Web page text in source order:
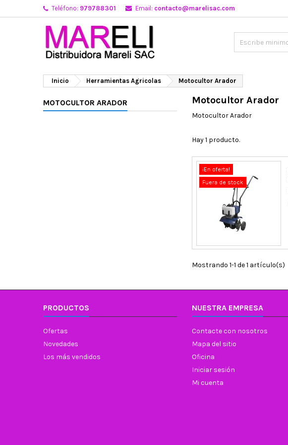
Teléfono: 979788301 Email: contacto@marelisac.com
Inicio Herramientas Agricolas Motocultor Arador
MOTOCULTOR ARADOR Motocultor Arador
Motocultor Arador
Hay 1 producto.
¡En oferta!
Fuera de stock
Mostrando 1-1 de 1 artículo(s)
PRODUCTOS
Ofertas
Novedades
Los más vendidos
NUESTRA EMPRESA
Contacte con nosotros
Mapa del sitio
Oficina
Iniciar sesión
Mi cuenta